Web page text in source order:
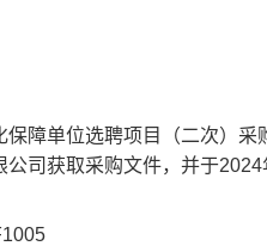
保障单位选聘项目 （二次） 采
公司获取采购文件，并于2024